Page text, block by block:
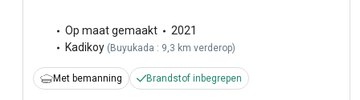
Op maat gemaakt
2021
Kadikoy ( Buyukada : 9,3 km verderop)
Met bemanning Brandstof inbegrepen